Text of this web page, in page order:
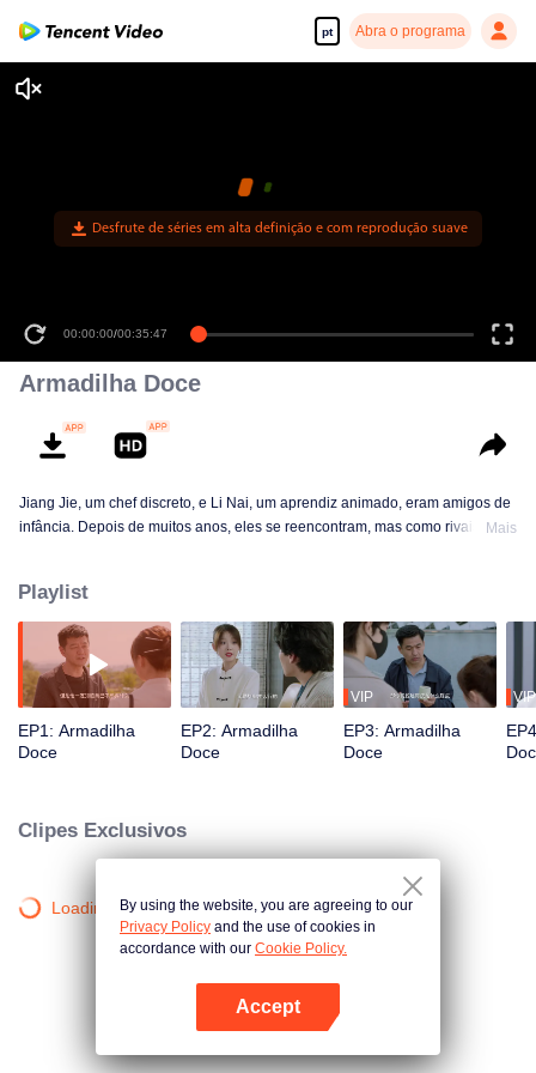
pt Abra o programa
Abra o programa
Desfrute de séries em alta definição e com reprodução suave
00:00:00/00:35:47
Armadilha Doce
Jiang Jie, um chef discreto, e Li Nai, um aprendiz animado, eram amigos de
infância. Depois de muitos anos, eles se reencontram, mas como rivais com
Jiang Jie. Desde inicialmente não gostarem um do outro até perceberem
seus verdadeiros sentimentos, os dois embarcam em uma jornada de amor
e crescimento por meio de competições culinárias.
Mais
Playlist
EP1: Armadilha
Doce
EP2: Armadilha
Doce
VIP
EP3: Armadilha
Doce
VIP
Clipes Exclusivos
Loading…By using the website, you are agreeing to our
Privacy Policy and the use of cookies in
accordance with our Cookie Policy.
Accept